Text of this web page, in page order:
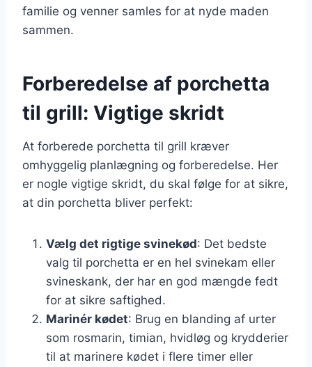
familie og venner samles for at nyde maden
sammen.
Forberedelse af porchetta
til grill: Vigtige skridt
At forberede porchetta til grill kræver
omhyggelig planlægning og forberedelse. Her
er nogle vigtige skridt, du skal følge for at sikre,
at din porchetta bliver perfekt:
Vælg det rigtige svinekød: Det bedste
valg til porchetta er en hel svinekam eller
svineskank, der har en god mængde fedt
for at sikre saftighed.
Marinér kødet: Brug en blanding af urter
som rosmarin, timian, hvidløg og krydderier
til at marinere kødet i flere timer eller